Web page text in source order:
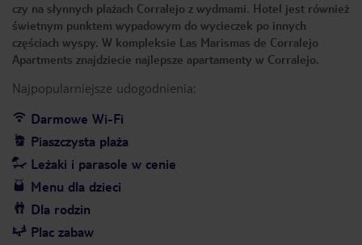
czy na słynnych plażach Corralejo z wydmami. Hotel jest również
świetnym punktem wypadowym do wycieczek po innych
częściach wyspy. W kompleksie Las Marismas de Corralejo
Apartments znajdziecie najlepsze apartamenty w Corralejo.
Najpopularniejsze udogodnienia:
Darmowe Wi-Fi
Piaszczysta plaża
Leżaki i parasole w cenie
Menu dla dzieci
Dla rodzin
Plac zabaw